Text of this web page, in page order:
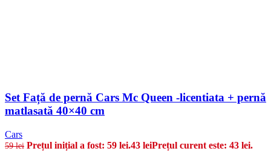
Set Față de pernă Cars Mc Queen -licentiata + pernă
matlasată 40×40 cm
Cars
59lei Prețul inițial a fost: 59 lei.43 leiPrețul curent este: 43 lei.